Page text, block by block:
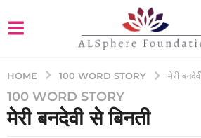
HOME 100 WORD STORY मेरी
4
y
100 WORD STORY
मेरी बनदेवी से बिनती